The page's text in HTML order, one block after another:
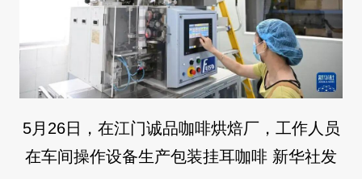
5月26日，在江门诚品咖啡烘焙厂，工作人员
在车间操作设备生产包装挂耳咖啡 新华社发